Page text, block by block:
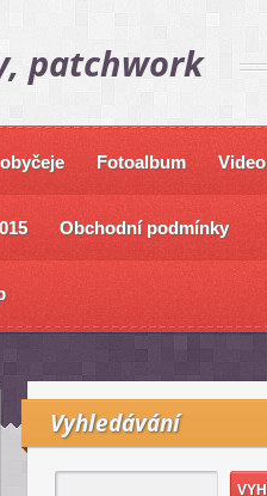
patchwork
Fotoalbum Video
Obchodní podmínky
Vyhledávání